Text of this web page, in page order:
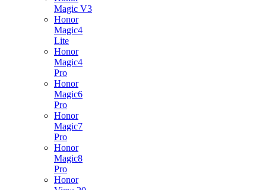
Magic V3
Honor
Magic4
Lite
Honor
Magic4
Pro
Honor
Magic6
Pro
Honor
Magic7
Pro
Honor
Magic8
Pro
Honor